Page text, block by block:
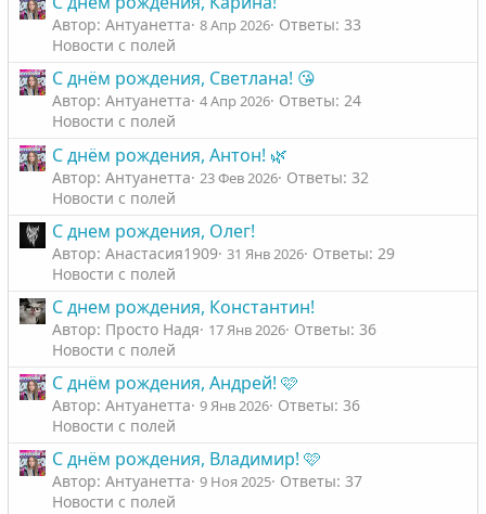
Автор: Антуанетта 8 Апр 2026 Ответы: 33
Новости с полей
С днём рождения, Светлана! 😘
Автор: Антуанетта 4 Апр 2026 Ответы: 24
Новости с полей
С днём рождения, Антон! 🌿
Автор: Антуанетта 23 Фев 2026 Ответы: 32
Новости с полей
С днем рождения, Олег!
Автор: Анастасия1909 31 Янв 2026 Ответы: 29
Новости с полей
С днем рождения, Константин!
Автор: Просто Надя 17 Янв 2026 Ответы: 36
Новости с полей
С днём рождения, Андрей! 🩷
Автор: Антуанетта 9 Янв 2026 Ответы: 36
Новости с полей
С днём рождения, Владимир! 🩷
Автор: Антуанетта 9 Ноя 2025 Ответы: 37
Новости с полей